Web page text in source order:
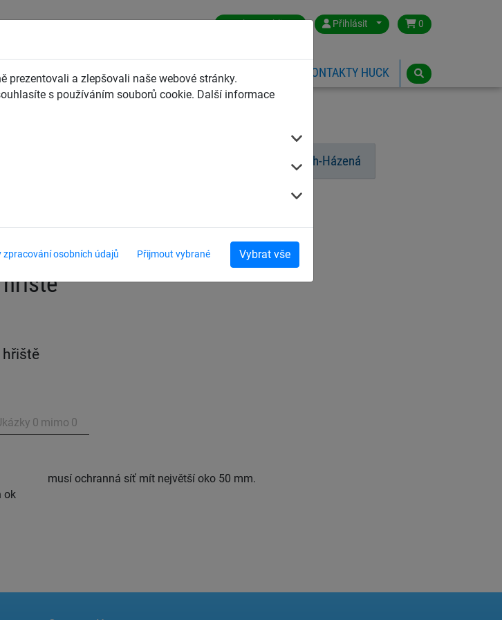
prezentovali a zlepšovali naše webové stránky.
s používáním souborů cookie. Další informace
zpracování osobních údajů Přijmout vybrané Vybrat vše
Czech Republic Přihlásit 0
SÍTĚ DĚTSKÁ LANOVÁ HŘIŠTĚ KONTAKTY HUCK
hřiště
Beach-Házená
hřiště
0 mimo 0
ok
musí ochranná síť mít největší oko 50 mm.